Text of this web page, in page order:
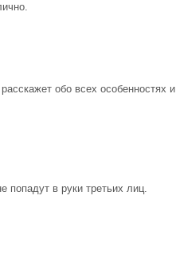
обо всех особенностях и
попадут в руки третьих лиц.